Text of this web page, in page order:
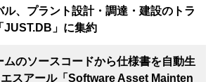
ル、プラント設計・調達・建設のトラ
JUST.DB」に集約
ムのソースコードから仕様書を自動生
スアール「Software Asset Mainten